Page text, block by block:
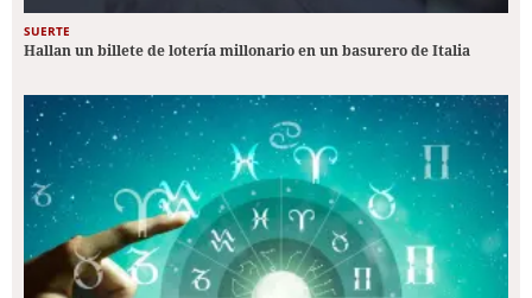
SUERTE
Hallan un billete de lotería millonario en un basurero de Italia